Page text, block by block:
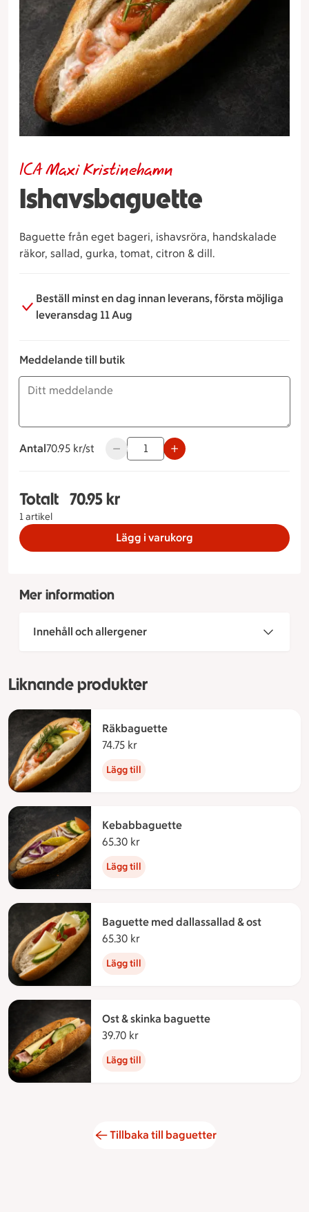
Ishavsbaguette
ICA Maxi Kristinehamn
Baguette från eget bageri, ishavsröra, handskalade
räkor, sallad, gurka, tomat, citron & dill.
Beställ minst en dag innan leverans, första möjliga
leveransdag 11 Aug
Meddelande till butik
Antal
70.95 kronor styck
70.95 kr/st Använd knapparna för att minska eller
Totalt
1 artikel
Totalt 1 stycken Ishavsbaguette, 70.95 kronor
70.95 kr
Lägg i varukorg
Mer information
Innehåll och allergener
Liknande produkter
Räkbaguette
74.75 kr
Lägg till
Kebabbaguette
65.30 kr
Lägg till
Baguette med dallassallad & ost
65.30 kr
Lägg till
Ost & skinka baguette
39.70 kr
Lägg till
Tillbaka till baguetter